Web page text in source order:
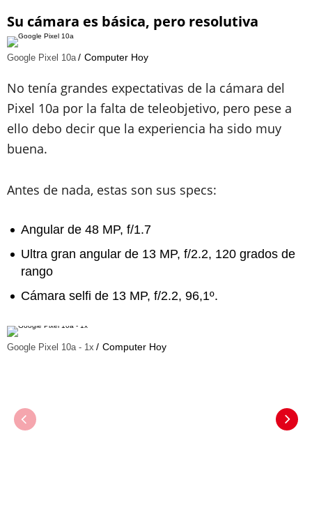
Su cámara es básica, pero resolutiva
Google Pixel 10a Computer Hoy
No tenía grandes expectativas de la cámara del
Pixel 10a por la falta de teleobjetivo, pero pese a
ello debo decir que la experiencia ha sido muy
buena.
Antes de nada, estas son sus specs:
Angular de 48 MP, f/1.7
Ultra gran angular de 13 MP, f/2.2, 120 grados de
rango
Cámara selfi de 13 MP, f/2.2, 96,1º.
Google Pixel 10a - 1x Computer Hoy